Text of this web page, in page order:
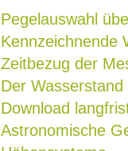
Pegelauswahl
Kennzeichnende
Zeitbezug der
Der Wasserstand
Download
Astronomische